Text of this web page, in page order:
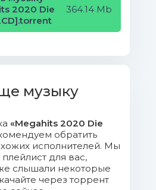
- Monster.mp3 (6.08 Mb)
- Light.mp3 (7.29 Mb)
Stars.mp3 (6.51 Mb)
2020 Die
364.14 Mb
музыку
«Megahits 2020 Die
обратить
исполнителей. Мы
для вас,
слышали некоторые
через торрент